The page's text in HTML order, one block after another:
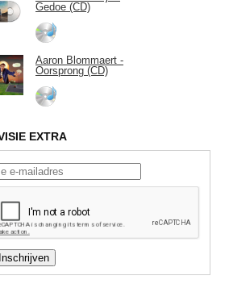
Gedoe (CD)
Aaron Blommaert -
Oorsprong (CD)
EXTRA